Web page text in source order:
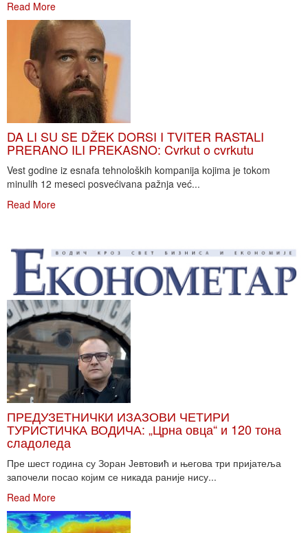
Read More
DA LI SU SE DŽEK DORSI I TVITER RASTALI
PRERANO ILI PREKASNO: Cvrkut o cvrkutu
Vest godine iz esnafa tehnoloških kompanija kojima je tokom
minulih 12 meseci posvećivana pažnja već...
Read More
ПРЕДУЗЕТНИЧКИ ИЗАЗОВИ ЧЕТИРИ
ТУРИСТИЧКА ВОДИЧА: „Црна овца“ и 120 тона
сладоледа
Пре шест година су Зоран Јевтовић и његова три пријатеља
започели посао којим се никада раније нису...
Read More